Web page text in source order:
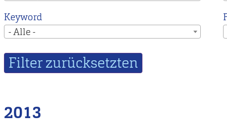
Keyword
- Alle -
2013